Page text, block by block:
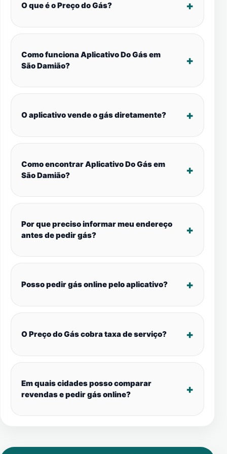
O que é o Preço do Gás?
Como funciona Aplicativo Do Gás em
São Damião?
O aplicativo vende o gás diretamente?
Como encontrar Aplicativo Do Gás em
São Damião?
Por que preciso informar meu endereço
antes de pedir gás?
Posso pedir gás online pelo aplicativo?
O Preço do Gás cobra taxa de serviço?
Em quais cidades posso comparar
revendas e pedir gás online?